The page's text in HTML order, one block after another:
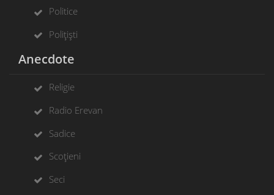
Politice
Polițiști
Anecdote
Religie
Radio Erevan
Sadice
Scoțieni
Seci